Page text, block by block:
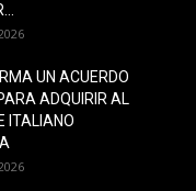
UN ACUERDO
ADQUIRIR AL
ITALIANO